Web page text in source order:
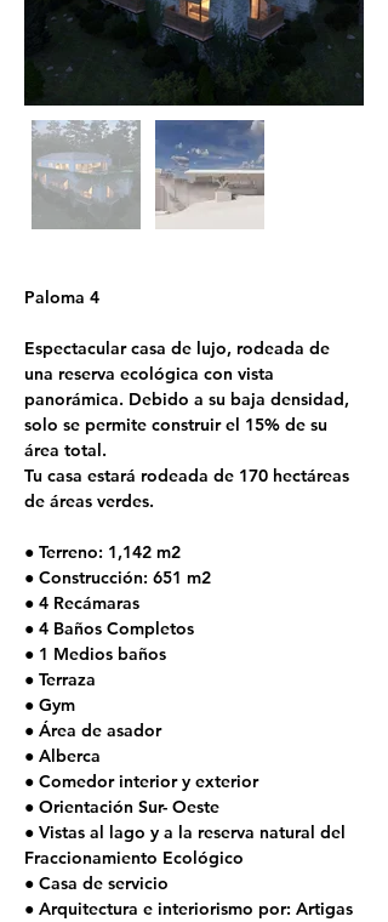
Paloma 4
Espectacular casa de lujo, rodeada de
una reserva ecológica con vista
panorámica. Debido a su baja densidad,
solo se permite construir el 15% de su
área total.
Tu casa estará rodeada de 170 hectáreas
de áreas verdes.
● Terreno: 1,142 m2
● Construcción: 651 m2
● 4 Recámaras
● 4 Baños Completos
● 1 Medios baños
● Terraza
● Gym
● Área de asador
● Alberca
● Comedor interior y exterior
● Orientación Sur- Oeste
● Vistas al lago y a la reserva natural del
Fraccionamiento Ecológico
● Casa de servicio
● Arquitectura e interiorismo por: Artigas